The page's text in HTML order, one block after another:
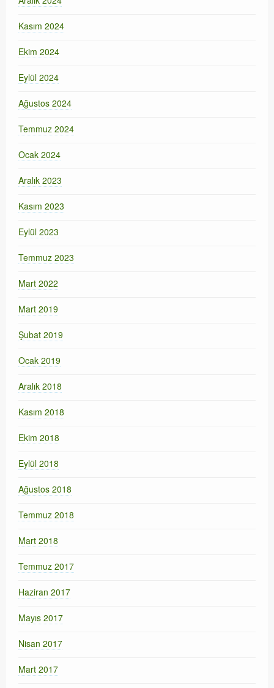
Kasım 2024
Ekim 2024
Eylül 2024
Ağustos 2024
Temmuz 2024
Ocak 2024
Aralık 2023
Kasım 2023
Eylül 2023
Temmuz 2023
Mart 2022
Mart 2019
Şubat 2019
Ocak 2019
Aralık 2018
Kasım 2018
Ekim 2018
Eylül 2018
Ağustos 2018
Temmuz 2018
Mart 2018
Temmuz 2017
Haziran 2017
Mayıs 2017
Nisan 2017
Mart 2017